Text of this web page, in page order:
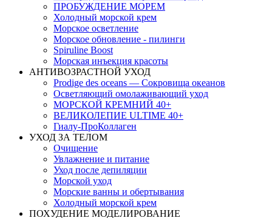
ПРОБУЖДЕНИЕ МОРЕМ
Холодный морской крем
Морское осветление
Морское обновление - пилинги
Spiruline Boost
Морская инъекция красоты
АНТИВОЗРАСТНОЙ УХОД
Prodige des oceans — Сокровища океанов
Осветляющий омолаживающий уход
МОРСКОЙ КРЕМНИЙ 40+
ВЕЛИКОЛЕПИЕ ULTIME 40+
Гиалу-ПроКоллаген
УХОД ЗА ТЕЛОМ
Очищение
Увлажнение и питание
Уход после депиляции
Морской уход
Морские ванны и обертывания
Холодный морской крем
ПОХУДЕНИЕ МОДЕЛИРОВАНИЕ